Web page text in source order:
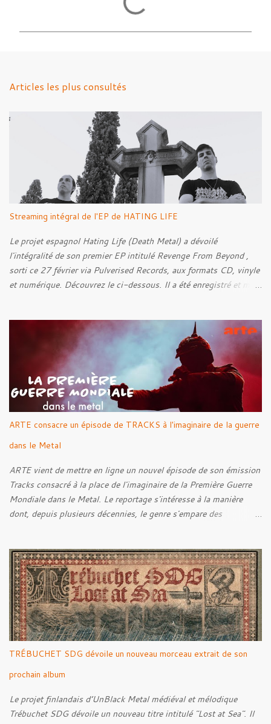
Articles les plus consultés
Streaming intégral de l'EP de HATING LIFE
Le projet espagnol Hating Life (Death Metal) a dévoilé
l'intégralité de son premier EP intitulé Revenge From Beyond ,
sorti ce 27 février via Pulverised Records, aux formats CD, vinyle
et numérique. Découvrez le ci-dessous. Il a été enregistré et mixé
Rebellion Against The Vile 05. Revenge From Beyond 06. The
Sense Of Fear
ARTE consacre un épisode de TRACKS à l'imaginaire de la guerre
dans le Metal
ARTE vient de mettre en ligne un nouvel épisode de son émission
Tracks consacré à la place de l'imaginaire de la Première Guerre
Mondiale dans le Metal. Le reportage s'intéresse à la manière
dont, depuis plusieurs décennies, le genre s'empare des
cette réflexion, Tracks est allé à la rencontre de Noise (
Kanonenfieber ) et de Dmytro Kumar ( 1914 ), qui reviennent sur
leur intérêt pour la Première Guerre mondiale. Le documentaire
donne également la parole au producteur Kristian "Kohle"
Kohlmannslehner, collaborateur de 1914 , ainsi qu'à l'historien
Ralf Raths, directeur du Musée allemand des blindés de Munster,
afin d'interroger plus largement la place des images de guerre
dans l'esthétique et l'imaginaire du Metal. Le reportage est à
découvrir ci-dessous :
TRÉBUCHET SDG dévoile un nouveau morceau extrait de son
prochain album
Le projet finlandais d’UnBlack Metal médiéval et mélodique
Trébuchet SDG dévoile un nouveau titre intitulé "Lost at Sea". Il